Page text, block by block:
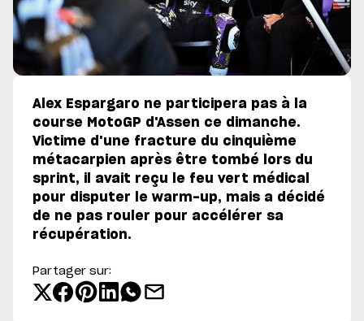
Alex Espargaro ne participera pas à la
course MotoGP d'Assen ce dimanche.
Victime d'une fracture du cinquième
métacarpien après être tombé lors du
sprint, il avait reçu le feu vert médical
pour disputer le warm-up, mais a décidé
de ne pas rouler pour accélérer sa
récupération.
Partager sur: